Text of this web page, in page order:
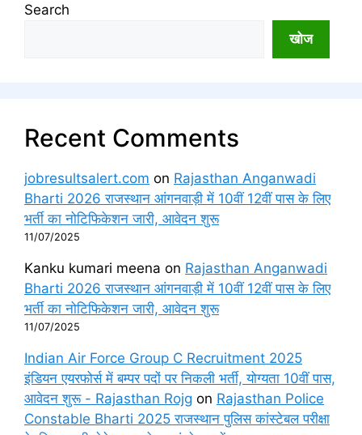
Search
खोज
Recent Comments
jobresultsalert.com on Rajasthan Anganwadi
Bharti 2026 राजस्थान आंगनवाड़ी में 10वीं 12वीं पास के लिए
भर्ती का नोटिफिकेशन जारी, आवेदन शुरू
11/07/2025
Kanku kumari meena on Rajasthan Anganwadi
Bharti 2026 राजस्थान आंगनवाड़ी में 10वीं 12वीं पास के लिए
भर्ती का नोटिफिकेशन जारी, आवेदन शुरू
11/07/2025
Indian Air Force Group C Recruitment 2025
इंडियन एयरफोर्स में बम्पर पदों पर निकली भर्ती, योग्यता 10वीं पास,
आवेदन शुरू - Rajasthan Rojg on Rajasthan Police
Constable Bharti 2025 राजस्थान पुलिस कांस्टेबल परीक्षा